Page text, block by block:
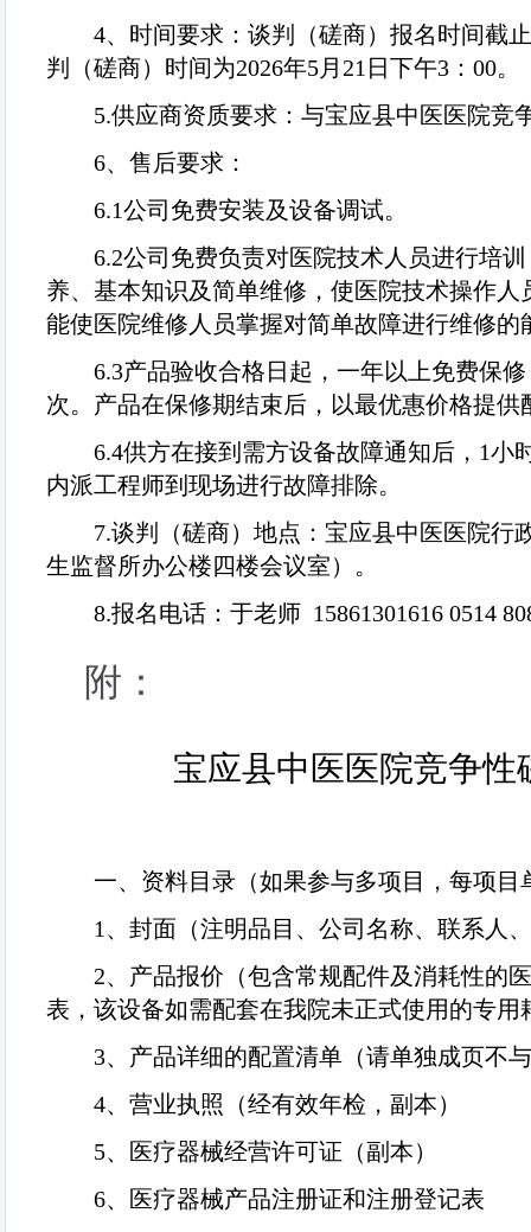
4、时间要求：谈判（磋商）报名时间截
判（磋商）时间为2026年5月 21 日下午3 ： 00。
5.供应商资质要求：与宝应县中医医院竞
6、售后要求：
6.1公司免费安装及设备调试。
6.2公司免费负责对医院技术人员进行培
养、基本知识及简单维修，使医院技术操作
能使医院维修人员掌握对简单故障进行维修的
6.3产品验收合格日起，一年以上免费保
次。产品在保修期结束后，以最优惠价格提供
6.4供方在接到需方设备故障通知后， 1小
内派工程师到现场进行故障排除。
7.谈判（磋商）地点：宝应县中医医院行
生监督所办公楼四楼会议室）。
8.报名电话：于老师 15861301616 0514
附：
宝应县中医医院竞争性
一、资料目录（如果参与多项目，每项目
1 、封面（注明品目、公司名称、联系人
2、产品报价（包含常规配件及消耗性的
表，该设备如需配套在我院未正式使用的专
3、产品详细的配置清单（请单独成页不
4、营业执照（经有效年检，副本）
5、医疗器械经营许可证（副本）
6、医疗器械产品注册证和注册登记表